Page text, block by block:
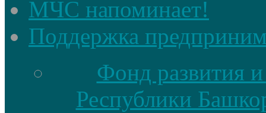
МЧС напоминает!
Поддержка
Фонд развития
Республики